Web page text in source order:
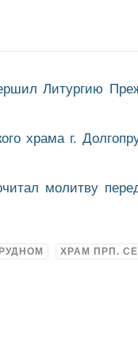
Литургию
храма г.
молитву
ХРАМ ПРП.